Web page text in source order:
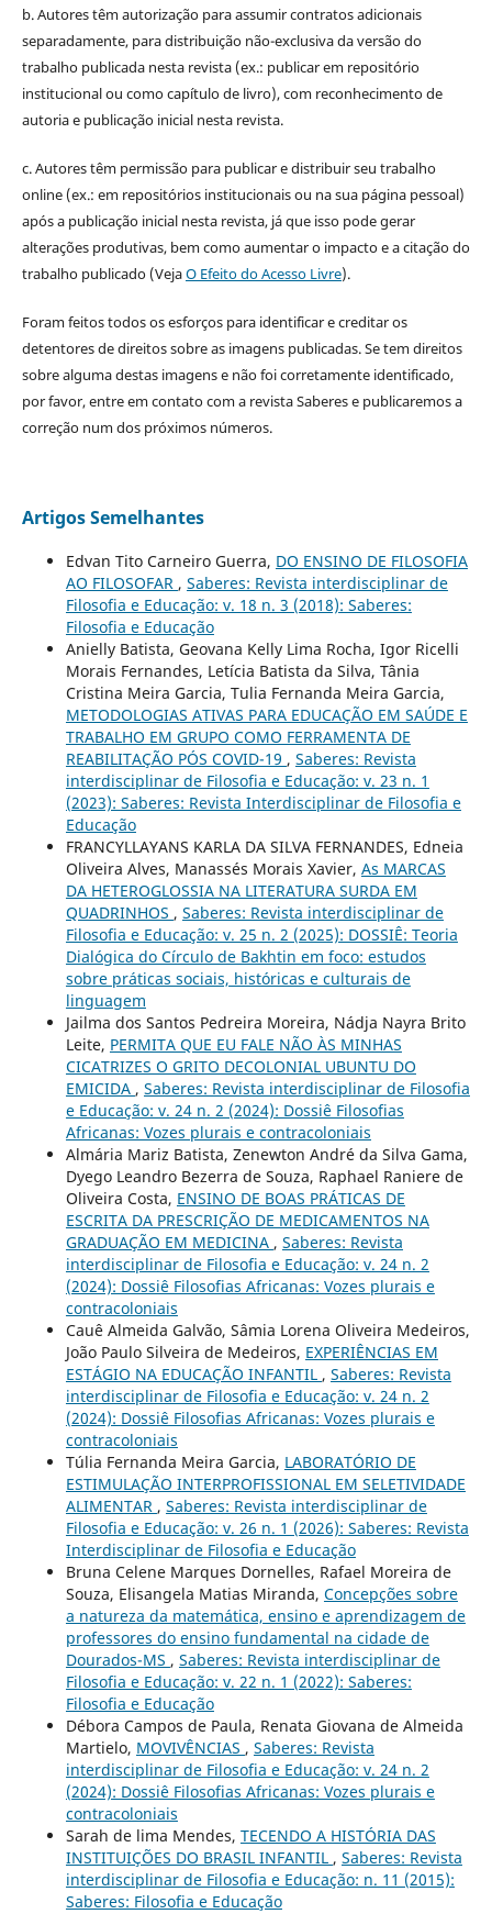
b. Autores têm autorização para assumir contratos adicionais
separadamente, para distribuição não-exclusiva da versão do
trabalho publicada nesta revista (ex.: publicar em repositório
institucional ou como capítulo de livro), com reconhecimento de
autoria e publicação inicial nesta revista.
c. Autores têm permissão para publicar e distribuir seu trabalho
online (ex.: em repositórios institucionais ou na sua página pessoal)
após a publicação inicial nesta revista, já que isso pode gerar
alterações produtivas, bem como aumentar o impacto e a citação do
trabalho publicado (VejaO Efeito do Acesso Livre).
Foram feitos todos os esforços para identificar e creditar os
detentores de direitos sobre as imagens publicadas. Se tem direitos
sobre alguma destas imagens e não foi corretamente identificado,
por favor, entre em contato com a revista Saberes e publicaremos a
correção num dos próximos números.
Artigos Semelhantes
Edvan Tito Carneiro Guerra, DO ENSINO DE FILOSOFIA
AO FILOSOFAR , Saberes: Revista interdisciplinar de
Filosofia e Educação: v. 18 n. 3 (2018): Saberes:
Filosofia e Educação
Anielly Batista, Geovana Kelly Lima Rocha, Igor Ricelli
Morais Fernandes, Letícia Batista da Silva, Tânia
Cristina Meira Garcia, Tulia Fernanda Meira Garcia,
METODOLOGIAS ATIVAS PARA EDUCAÇÃO EM SAÚDE E
TRABALHO EM GRUPO COMO FERRAMENTA DE
REABILITAÇÃO PÓS COVID-19 , Saberes: Revista
interdisciplinar de Filosofia e Educação: v. 23 n. 1
(2023): Saberes: Revista Interdisciplinar de Filosofia e
Educação
FRANCYLLAYANS KARLA DA SILVA FERNANDES, Edneia
Oliveira Alves, Manassés Morais Xavier, As MARCAS
DA HETEROGLOSSIA NA LITERATURA SURDA EM
QUADRINHOS , Saberes: Revista interdisciplinar de
Filosofia e Educação: v. 25 n. 2 (2025): DOSSIÊ: Teoria
Dialógica do Círculo de Bakhtin em foco: estudos
sobre práticas sociais, históricas e culturais de
linguagem
Jailma dos Santos Pedreira Moreira, Nádja Nayra Brito
Leite, PERMITA QUE EU FALE NÃO ÀS MINHAS
CICATRIZES O GRITO DECOLONIAL UBUNTU DO
EMICIDA , Saberes: Revista interdisciplinar de Filosofia
e Educação: v. 24 n. 2 (2024): Dossiê Filosofias
Africanas: Vozes plurais e contracoloniais
Almária Mariz Batista, Zenewton André da Silva Gama,
Dyego Leandro Bezerra de Souza, Raphael Raniere de
Oliveira Costa, ENSINO DE BOAS PRÁTICAS DE
ESCRITA DA PRESCRIÇÃO DE MEDICAMENTOS NA
GRADUAÇÃO EM MEDICINA , Saberes: Revista
interdisciplinar de Filosofia e Educação: v. 24 n. 2
(2024): Dossiê Filosofias Africanas: Vozes plurais e
contracoloniais
Cauê Almeida Galvão, Sâmia Lorena Oliveira Medeiros,
João Paulo Silveira de Medeiros, EXPERIÊNCIAS EM
ESTÁGIO NA EDUCAÇÃO INFANTIL , Saberes: Revista
interdisciplinar de Filosofia e Educação: v. 24 n. 2
(2024): Dossiê Filosofias Africanas: Vozes plurais e
contracoloniais
Túlia Fernanda Meira Garcia, LABORATÓRIO DE
ESTIMULAÇÃO INTERPROFISSIONAL EM SELETIVIDADE
ALIMENTAR , Saberes: Revista interdisciplinar de
Filosofia e Educação: v. 26 n. 1 (2026): Saberes: Revista
Interdisciplinar de Filosofia e Educação
Bruna Celene Marques Dornelles, Rafael Moreira de
Souza, Elisangela Matias Miranda, Concepções sobre
a natureza da matemática, ensino e aprendizagem de
professores do ensino fundamental na cidade de
Dourados-MS , Saberes: Revista interdisciplinar de
Filosofia e Educação: v. 22 n. 1 (2022): Saberes:
Filosofia e Educação
Débora Campos de Paula, Renata Giovana de Almeida
Martielo, MOVIVÊNCIAS , Saberes: Revista
interdisciplinar de Filosofia e Educação: v. 24 n. 2
(2024): Dossiê Filosofias Africanas: Vozes plurais e
contracoloniais
Sarah de lima Mendes, TECENDO A HISTÓRIA DAS
INSTITUIÇÕES DO BRASIL INFANTIL , Saberes: Revista
interdisciplinar de Filosofia e Educação: n. 11 (2015):
Saberes: Filosofia e Educação